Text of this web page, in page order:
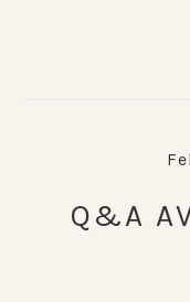
Q&A